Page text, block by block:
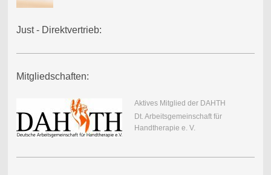
Just - Direktvertrieb:
Mitgliedschaften:
Aktives Mitglied der DAHTH
Dt. Arbeitsgemeinschaft für
Handtherapie e. V.